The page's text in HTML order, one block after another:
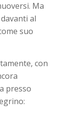
Ma
al
suo
con
presso